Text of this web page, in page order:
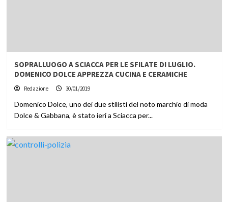
SOPRALLUOGO A SCIACCA PER LE SFILATE DI LUGLIO.
DOMENICO DOLCE APPREZZA CUCINA E CERAMICHE
Redazione 30/01/2019
Domenico Dolce, uno dei due stilisti del noto marchio di moda
Dolce & Gabbana, è stato ieri a Sciacca per...